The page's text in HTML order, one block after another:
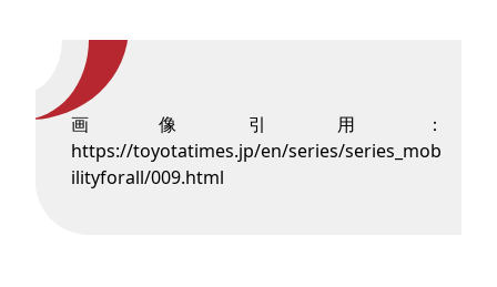
画像引用：
https://toyotatimes.jp/en/series/series_mob
ilityforall/009.html